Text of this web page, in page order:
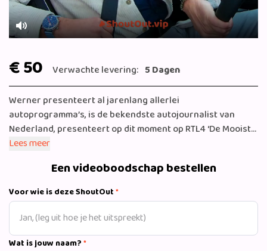
Mute
€ 50 Verwachte levering: 5 Dagen
Werner presenteert al jarenlang allerlei
autoprogramma’s, is de bekendste autojournalist van
Nederland, presenteert op dit moment op RTL4 ‘De Mooiste
Wegen’, en heeft een populair autokanaal op Youtube.
Lees meer
Een videoboodschap bestellen
Voor wie is deze ShoutOut*
Wat is jouw naam?*